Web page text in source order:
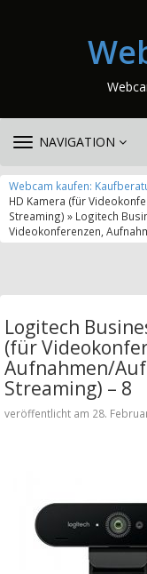
TOGGLE
NAVIGATION
Webcam kaufen:
HD Kamera (für
Streaming) » Logitech
Videokonferenzen,
Logitech
(für
Aufnahmen/
Streaming) – 8
veröffentlicht am 28.